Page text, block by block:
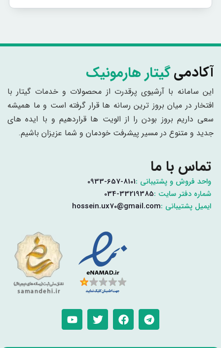
آکادمیگیتار هارمونیک
این سامانه با آرشیوی پرقدرت از محصولات و خدمات گیتار با
افتخار در میان بروز ترین رسانه ها قرار گرفته است و ما همیشه
سعی داریم بروز بودن را از الویت ها قراردهیم و با ایده های
جدید و متنوع در مسیر پیشرفت خودمان و شما عزیزان باشیم.
تماس با ما
واحد فروش و پشتیبانی :0933-657-8101
شماره دفتر سایت :034-33219385
ایمیل پشتیبانی :hossein.ux70@gmail.com